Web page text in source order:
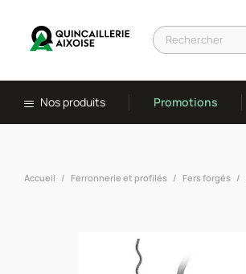
Nos produits Promotions
Accueil Ferronnerie et profilés Fers forgés